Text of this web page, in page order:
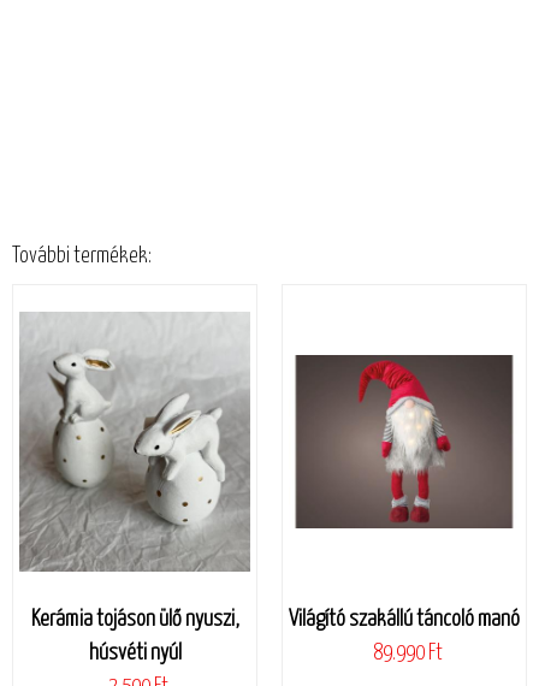
További termékek:
Kerámia tojáson ülő nyuszi,
húsvéti nyúl
Világító szakállú táncoló manó
89.990 Ft